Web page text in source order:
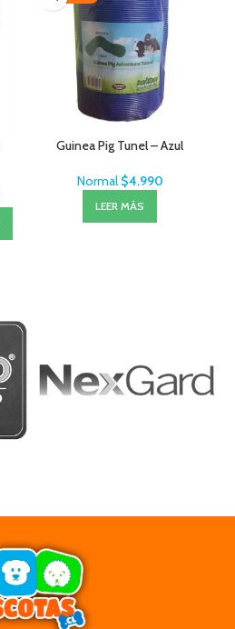
Guinea Pig Tunel – Azul
Normal $4.990
LEER MÁS